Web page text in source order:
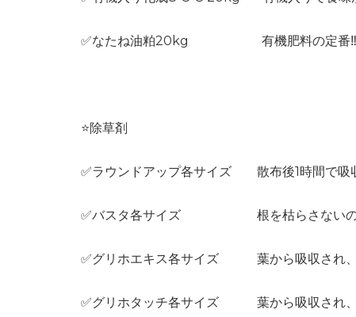
✅なたね油粕20kg 有機肥料の定番‼︎
⭐️除草剤
✅ラウンドアップ各サイズ 散布後1時間で吸
✅バスタ各サイズ 根を枯らさないので
✅グリホエキス各サイズ 葉から吸収され、
✅グリホタッチ各サイズ 葉から吸収され、